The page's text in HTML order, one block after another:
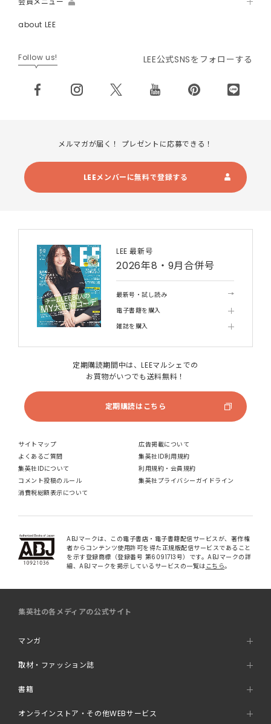
about LEE
Follow us! LEE公式SNSをフォローする
メルマガが届く！ プレゼントに応募できる！
LEEメンバーに無料で登録する
LEE 最新号
2026年8・9月合併号
最新号・試し読み
電子書籍を購入
雑誌を購入
定期購読期間中は、LEEマルシェでの
お買物がいつでも送料無料！
定期購読はこちら
サイトマップ
広告掲載について
よくあるご質問
集英社ID利用規約
集英社IDについて
利用規約・会員規約
コメント投稿のルール
集英社プライバシーガイドライン
消費税総額表示について
ABJマークは、この電子書店・電子書籍配信サービスが、著作権
者からコンテンツ使用許可を得た正規版配信サービスであること
を示す登録商標（登録番号 第6091713号）です。ABJマークの詳
細、ABJマークを掲示しているサービスの一覧は こちら。
集英社の各メディアの公式サイト
マンガ
取材・ファッション誌
書籍
オンラインストア・その他WEBサービス